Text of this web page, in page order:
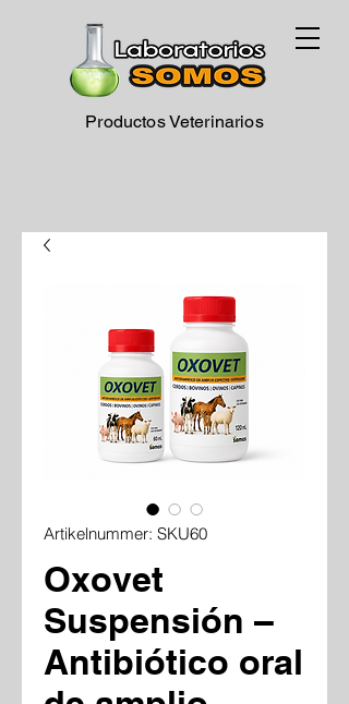
Productos Veterinarios
Artikelnummer: SKU60
Oxovet
Suspensión –
Antibiótico oral